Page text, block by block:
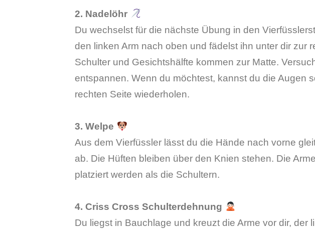
2. Nadelöhr
Du wechselst für die nächste Übung in den
den linken Arm nach oben und fädelst ihn unter dir zur
Schulter und Gesichtshälfte kommen zur Matte.
entspannen. Wenn du möchtest, kannst du die Augen
rechten Seite wiederholen.
3. Welpe
Aus dem Vierfüssler lässt du die Hände nach vorne
ab. Die Hüften bleiben über den Knien stehen. Die
platziert werden als die Schultern.
4. Criss Cross Schulterdehnung
Du liegst in Bauchlage und kreuzt die Arme vor dir, der